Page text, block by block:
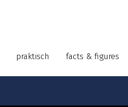
praktisch facts & figures